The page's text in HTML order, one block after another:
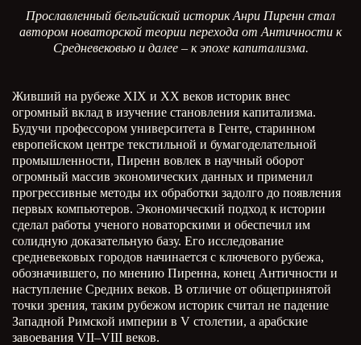
Прославленный бельгийский историк Анри Пиренн стал
автором новаторской теории перехода от Античности к
Средневековью и далее – к эпохе капитализма.
Живший на рубеже XIX и XX веков историк внес
огромный вклад в изучение становления капитализма.
Будучи профессором университета в Генте, старинном
европейском центре текстильной и бумагоделательной
промышленности, Пиренн вовлек в научный оборот
огромный массив экономических данных и применил
прогрессивные методы их обработки задолго до появления
первых компьютеров. Экономический подход к истории
сделал работы ученого новаторскими и обеспечил им
солидную доказательную базу. Его исследование
средневековых городов начинается с ключевого рубежа,
обозначившего, по мнению Пиренна, конец Античности и
наступление Средних веков. В отличие от общепринятой
точки зрения, таким рубежом историк считал не падение
Западной Римской империи в V столетии, а арабские
завоевания VII–VIII веков.